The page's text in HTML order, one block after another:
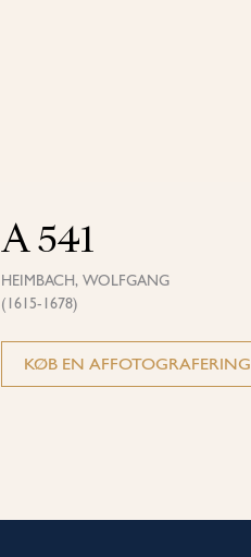
A 541
HEIMBACH, WOLFGANG
(1615-1678)
KØB EN AFFOTOGRAFERING